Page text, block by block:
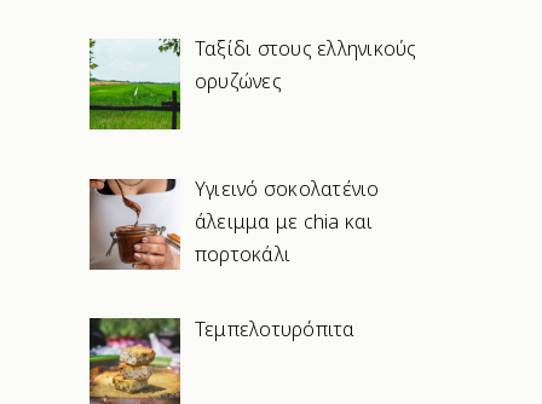
Ταξίδι στους ελληνικούς
ορυζώνες
Υγιεινό σοκολατένιο
άλειμμα με chia και
πορτοκάλι
Τεμπελοτυρόπιτα